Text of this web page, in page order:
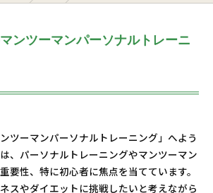
ンツーマンパーソナルトレーニ
ツーマンパーソナルトレーニング」へよう
、パーソナルトレーニングやマンツーマン
要性、特に初心者に焦点を当てています。
スやダイエットに挑戦したいと考えながら